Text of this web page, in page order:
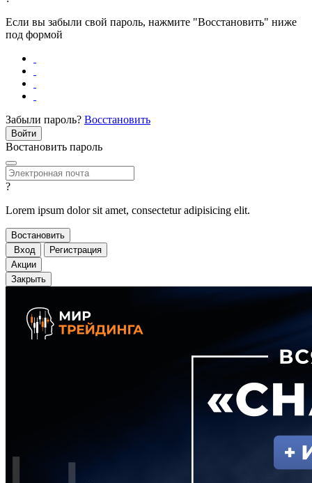
Если вы забыли свой пароль, нажмите "Восстановить" ниже
под формой
Забыли пароль? Восстановить
Востановить пароль
?
Lorem ipsum dolor sit amet, consectetur adipisicing elit.
Вход
Регистрация
Акции
Закрыть